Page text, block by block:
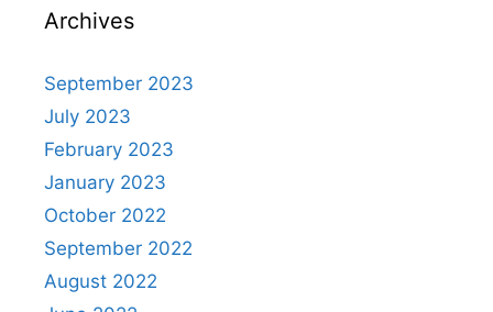
Archives
September 2023
July 2023
February 2023
January 2023
October 2022
September 2022
August 2022